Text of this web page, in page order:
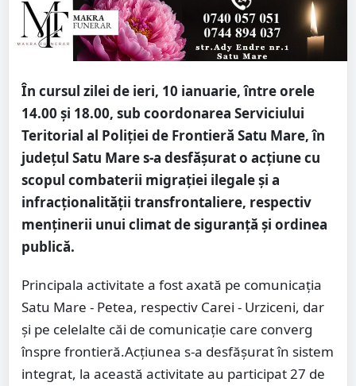
În cursul zilei de ieri, 10 ianuarie, între orele
14.00 și 18.00, sub coordonarea Serviciului
Teritorial al Poliției de Frontieră Satu Mare, în
județul Satu Mare s-a desfășurat o acțiune cu
scopul combaterii migrației ilegale și a
infracționalității transfrontaliere, respectiv
menținerii unui climat de siguranță și ordinea
publică.
Principala activitate a fost axată pe comunicația
Satu Mare - Petea, respectiv Carei - Urziceni, dar
și pe celelalte căi de comunicație care converg
înspre frontieră.Acțiunea s-a desfășurat în sistem
integrat, la această activitate au participat 27 de